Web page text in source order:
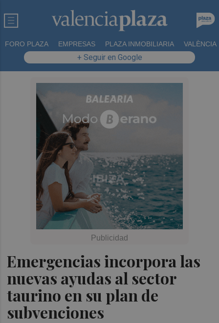
FORO PLAZA EMPRESAS PLAZA INMOBILIARIA VALÈNCIA
+ Seguir en Google
Emergencias incorpora las
nuevas ayudas al sector
taurino en su plan de
subvenciones